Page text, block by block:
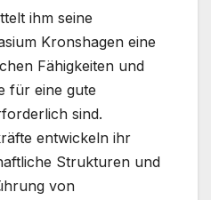
ihm seine
Kronshagen eine
Fähigkeiten und
für eine gute
sind.
entwickeln ihr
Strukturen und
von